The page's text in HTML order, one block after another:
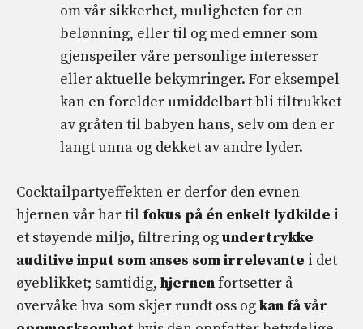
om vår sikkerhet, muligheten for en
belønning, eller til og med emner som
gjenspeiler våre personlige interesser
eller aktuelle bekymringer. For eksempel
kan en forelder umiddelbart bli tiltrukket
av gråten til babyen hans, selv om den er
langt unna og dekket av andre lyder.
Cocktailpartyeffekten er derfor den evnen
hjernen vår har til fokus på én enkelt lydkilde i
et støyende miljø, filtrering ogundertrykke
auditive input som anses som irrelevante i det
øyeblikket; samtidig, hjernenfortsetter å
overvåke hva som skjer rundt oss ogkan få vår